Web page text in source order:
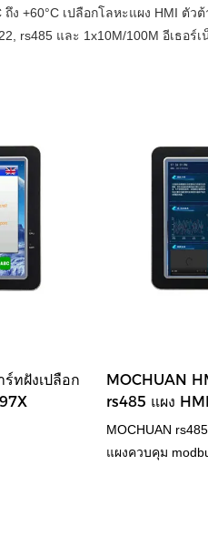
+60°C เปลือกโลหะแผง HMI ตัว
rs485 และ 1x10M/100M อีเธอร์
ทฝังเปลือก
MOCHUAN
rs485 แผง
MC4097X
MOCHUAN
แผงควบคุม